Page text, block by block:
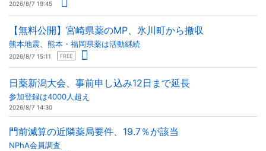
2026/8/7 19:45
【無料公開】宮崎県薬のMP、氷川町から撤収
熊本地震、熊本・福岡県薬は活動継続
2026/8/7 15:11 FREE
日薬新潟大会、事前申し込み12日まで延長
参加登録は4000人超え
2026/8/7 14:30
門前減算の近隣薬局要件、19.7％が該当
NPhA会員調査